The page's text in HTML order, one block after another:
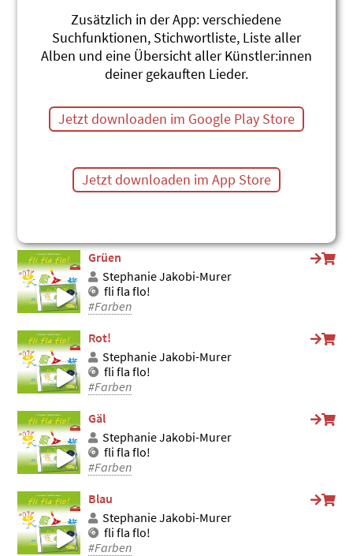
Rägebogelied
Christina Schaffner
Musical Rägebogeräuber
#Regenbogen #Farben
Gerda Bächli
Dumpa Du
Rot und gääl
Stephanie Jakobi-Murer
Grüen
Stephanie Jakobi-Murer
fli fla flo!
#Farben
Rot!
Stephanie Jakobi-Murer
fli fla flo!
#Farben
Gäl
Stephanie Jakobi-Murer
fli fla flo!
#Farben
Blau
Stephanie Jakobi-Murer
fli fla flo!
#Farben
Zusätzlich in der App: verschiedene
Suchfunktionen, Stichwortliste, Liste aller
Alben und eine Übersicht aller Künstler:innen
deiner gekauften Lieder.
Jetzt downloaden im Google Play Store
Jetzt downloaden im App Store